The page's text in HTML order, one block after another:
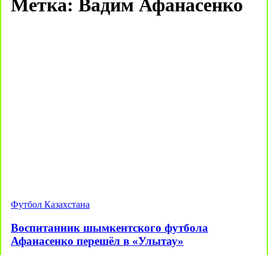
Метка: Вадим Афанасенко
Футбол Казахстана
Воспитанник шымкентского футбола
Афанасенко перешёл в «Улытау»